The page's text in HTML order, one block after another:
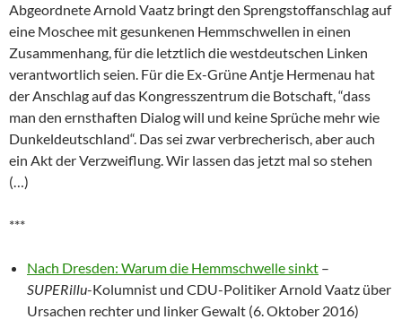
Abgeordnete Arnold Vaatz bringt den Sprengstoffanschlag auf
eine Moschee mit gesunkenen Hemmschwellen in einen
Zusammenhang, für die letztlich die westdeutschen Linken
verantwortlich seien. Für die Ex-Grüne Antje Hermenau hat
der Anschlag auf das Kongresszentrum die Botschaft, “dass
man den ernsthaften Dialog will und keine Sprüche mehr wie
Dunkeldeutschland“. Das sei zwar verbrecherisch, aber auch
ein Akt der Verzweiflung. Wir lassen das jetzt mal so stehen
(…)
***
Nach Dresden: Warum die Hemmschwelle sinkt –
SUPERillu-Kolumnist und CDU-Politiker Arnold Vaatz über
Ursachen rechter und linker Gewalt (6. Oktober 2016)